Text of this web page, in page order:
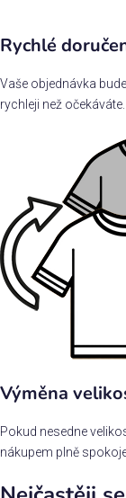
Rychlé
Vaše objednávka
rychleji než očekáváte.
Výměna
Pokud nesedne
nákupem plně